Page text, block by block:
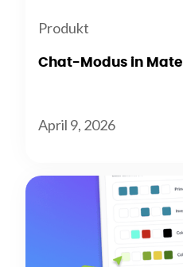
Produkt
Chat-Modus in Mate
April 9, 2026